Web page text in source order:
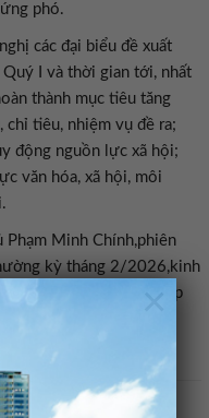
×
phó.
các đại biểu đề xuất
I và thời gian tới, nhất
thành mục tiêu tăng
tiêu, nhiệm vụ đề ra;
động nguồn lực xã hội;
văn hóa, xã hội, môi
Phạm Minh Chính,phiên
kỳ tháng 2/2026,kinh
#chủ #trì #Phiên #họp